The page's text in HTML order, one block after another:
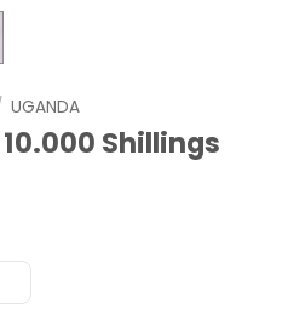
UGANDA
Shillings